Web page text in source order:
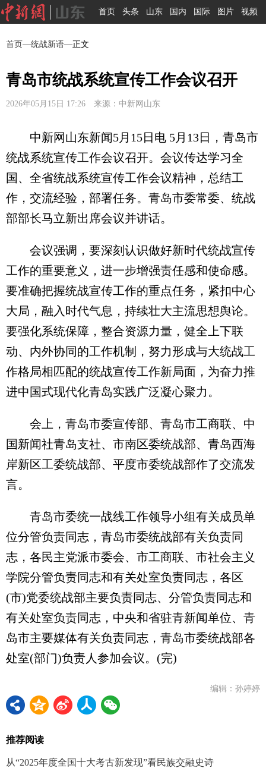
首页 头条 山东 国内 国际 图片 视频
首页—统战新语—正文
青岛市统战系统宣传工作会议召开
2026年05月15日 17:26 来源：中新网山东
中新网山东新闻5月15日电 5月13日，青岛市
统战系统宣传工作会议召开。会议传达学习全
国、全省统战系统宣传工作会议精神，总结工
作，交流经验，部署任务。青岛市委常委、统战
部部长马立新出席会议并讲话。
会议强调，要深刻认识做好新时代统战宣传
工作的重要意义，进一步增强责任感和使命感。
要准确把握统战宣传工作的重点任务，紧扣中心
大局，融入时代气息，持续壮大主流思想舆论。
要强化系统保障，整合资源力量，健全上下联
动、内外协同的工作机制，努力形成与大统战工
作格局相匹配的统战宣传工作新局面，为奋力推
进中国式现代化青岛实践广泛凝心聚力。
会上，青岛市委宣传部、青岛市工商联、中
国新闻社青岛支社、市南区委统战部、青岛西海
岸新区工委统战部、平度市委统战部作了交流发
言。
青岛市委统一战线工作领导小组有关成员单
位分管负责同志，青岛市委统战部有关负责同
志，各民主党派市委会、市工商联、市社会主义
学院分管负责同志和有关处室负责同志，各区
(市)党委统战部主要负责同志、分管负责同志和
有关处室负责同志，中央和省驻青新闻单位、青
岛市主要媒体有关负责同志，青岛市委统战部各
处室(部门)负责人参加会议。(完)
编辑：孙婷婷
推荐阅读
从“2025年度全国十大考古新发现”看民族交融史诗